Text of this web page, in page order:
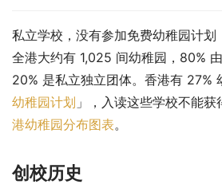
私立学校，没有参加免费幼稚园计划
全港大约有 1,025 间幼稚园，80%
20% 是私立独立团体。香港有 27%
幼稚园计划 」，入读这些学校不能获
港幼稚园分布图表。
创校历史